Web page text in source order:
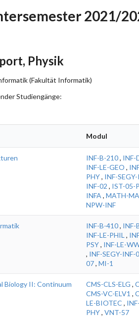
2021/
Physik
(Fakultät Informatik)
Studiengänge:
Modul
INF-B-210, INF-
INF-LE-GEO ,
PHY, INF-
INF-02 , IST-05-
INFA , MATH-
NPW-INF
INF-B-410, INF-
INF-LE-PHIL ,
PSY, INF-LE-
, INF-SEGY-INF-
07, MI-1
Biology II: Continuum
CMS-CLS-ELG ,
CMS-VC-ELV1 ,
LE-BIOTEC ,
PHY, VNT-57